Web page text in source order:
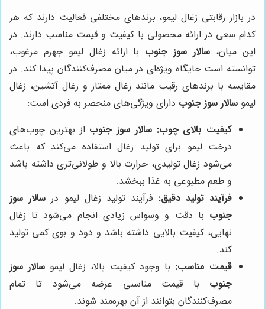
در بازار رقابتی زغال لیمو، برندهای مختلفی فعالیت دارند که هر
کدام سعی در ارائه محصولی با کیفیت و قیمت مناسب دارند. در
این میان، سالار سوز جنوب با ارائه زغال لیمو جهرم مرغوب،
توانسته است جایگاه ویژه‌ای در میان مصرف‌کنندگان پیدا کند. در
مقایسه با برندهای رقیب مانند زغال ممتاز و زغال آتشین، زغال
لیمو سالار سوز جنوب دارای ویژگی‌های منحصر به فردی است:
کیفیت بالای چوب: سالار سوز جنوب از بهترین چوب‌های
درخت لیمو برای تولید زغال استفاده می‌کند که باعث
می‌شود زغال تولیدی، حرارت بالا و طولانی‌تری داشته باشد
و طعم مطبوعی به غذا ببخشد.
فرآیند تولید دقیق: فرآیند تولید زغال لیمو در سالار سوز
جنوب با دقت و وسواس زیادی انجام می‌شود تا زغال
نهایی، کیفیت بالایی داشته باشد و دود و بوی کمی تولید
کند.
قیمت مناسب: با وجود کیفیت بالا، زغال لیمو سالار سوز
جنوب با قیمت مناسبی عرضه می‌شود تا تمام
مصرف‌کنندگان بتوانند از آن بهره‌مند شوند.